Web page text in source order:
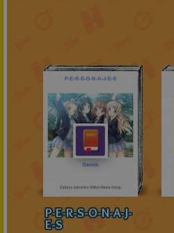
P-E-R-S-O-N-A-J-
E-S